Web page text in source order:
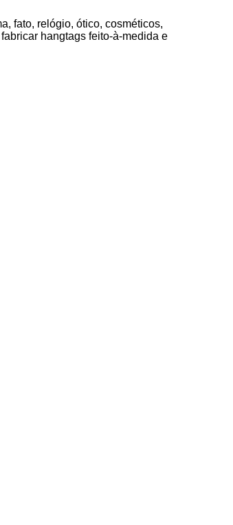
fato, relógio, ótico, cosméticos,
hangtags feito-à-medida e